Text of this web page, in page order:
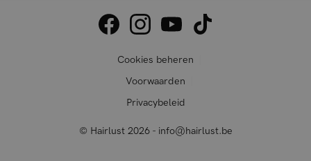
© Hairlust 2026 - info@hairlust.be
Cookies beheren
Voorwaarden
Privacybeleid